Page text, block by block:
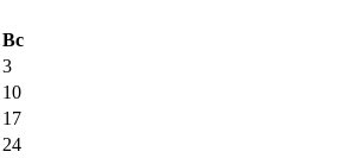
Вс
3
10
17
24